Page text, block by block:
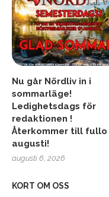
Nu går Nördliv in i
sommarläge!
Ledighetsdags för
redaktionen !
Återkommer till fullo
augusti!
augusti 6, 2026
KORT OM OSS